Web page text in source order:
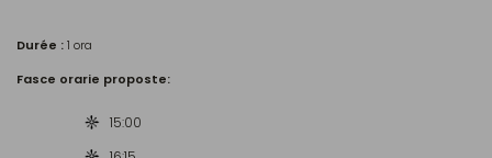
Durée :1 ora
Fasce orarie proposte:
15:00